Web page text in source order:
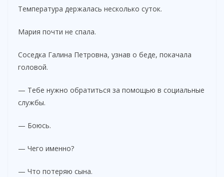
Температура держалась несколько суток.
Мария почти не спала.
Соседка Галина Петровна, узнав о беде, покачала
головой.
— Тебе нужно обратиться за помощью в социальные
службы.
— Боюсь.
— Чего именно?
— Что потеряю сына.